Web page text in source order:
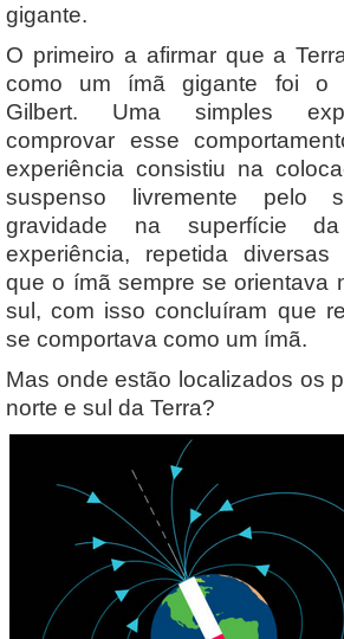
gigante.
O primeiro a afirmar que a
como um ímã gigante foi o
Gilbert. Uma simples
comprovar esse
experiência consistiu na
suspenso livremente pelo
gravidade na superfície
experiência, repetida diversas
que o ímã sempre se orientava
sul, com isso concluíram que
se comportava como um ímã.
Mas onde estão localizados os
norte e sul da Terra?